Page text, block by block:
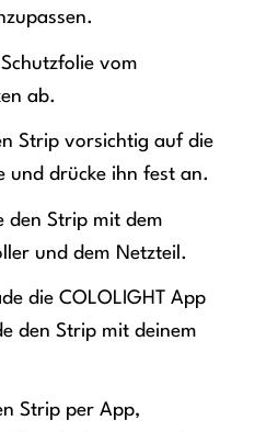
vom
ab.
Strip vorsichtig auf die
und drücke ihn fest an.
den Strip mit dem
und dem Netzteil.
die COLOLIGHT App
den Strip mit deinem
Strip per App,